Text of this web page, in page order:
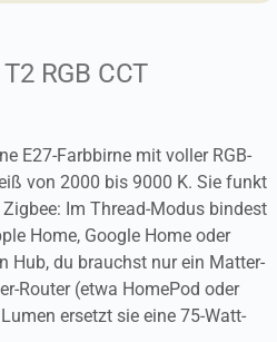
T2 RGB CCT
E27-Farbbirne mit voller RGB-
von 2000 bis 9000 K. Sie funkt
Im Thread-Modus bindest
Home, Google Home oder
Hub, du brauchst nur ein Matter-
Router (etwa HomePod oder
ersetzt sie eine 75-Watt-